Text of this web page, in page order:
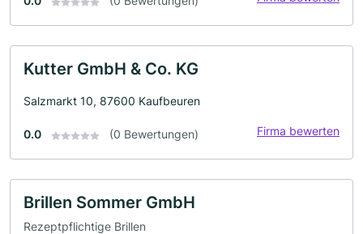
Kutter GmbH & Co. KG
Salzmarkt 10, 87600 Kaufbeuren
0.0 (0 Bewertungen) Firma bewerten
Brillen Sommer GmbH
Rezeptpflichtige Brillen